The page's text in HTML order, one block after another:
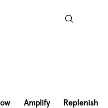
Amplify
Replenish